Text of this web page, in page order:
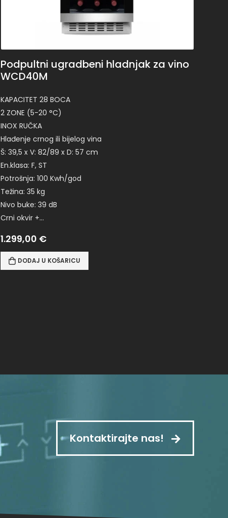
Podpultni ugradbeni hladnjak za vino
WCD40M
KAPACITET 28 BOCA
2 ZONE (5-20 °C)
INOX RUČKA
Hlađenje crnog ili bijelog vina
Š: 39,5 x V: 82/89 x D: 57 cm
En.klasa: F, ST
Potrošnja: 100 Kwh/god
Težina: 35 kg
Nivo buke: 39 dB
Crni okvir +…
1.299,00 €
DODAJ U KOŠARICU
Kontaktirajte nas!